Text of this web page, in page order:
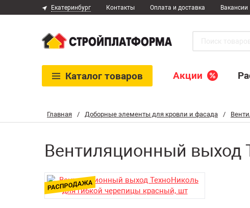
Главная / Доборные элементы для кровли и фасада /
Вентиляционный выход
Екатеринбург Контакты Оплата и доставка Вакансии
Каталог товаров Акции